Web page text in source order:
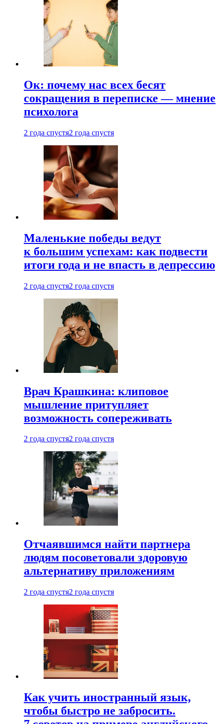
Ок: почему нас всех бесят
сокращения в переписке — мнение
психолога
2 года спустя2 года спустя
Маленькие победы ведут
к большим успехам: как подвести
итоги года и не впасть в депрессию
2 года спустя2 года спустя
Врач Крашкина: клиповое
мышление притупляет
возможность сопереживать
2 года спустя2 года спустя
Отчаявшимся найти партнера
людям посоветовали здоровую
альтернативу приложениям
2 года спустя2 года спустя
Как учить иностранный язык,
чтобы быстро не забросить.